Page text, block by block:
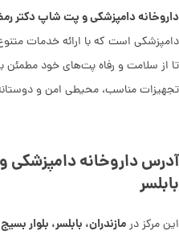
داروخانه دامپزشکی و پت شاپ دکتر
دامپزشکی است که با ارائه خدمات
تا از سلامت و رفاه پت‌های خود
تجهیزات مناسب، محیطی امن و
آدرس داروخانه دامپزشکی
بابلسر
این مرکز درمازندران، بابلسر، بلوار